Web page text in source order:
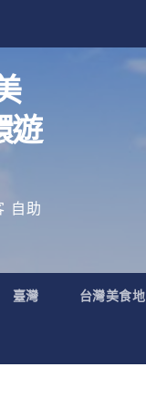
遊
自助
臺灣 台灣美食